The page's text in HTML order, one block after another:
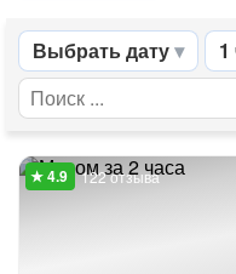
Выбрать дату 1
122 отзыва